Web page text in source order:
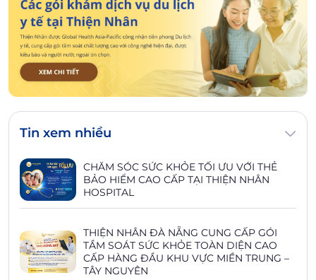
Tin xem nhiều
CHĂM SÓC SỨC KHỎE TỐI ƯU VỚI THẺ
BẢO HIỂM CAO CẤP TẠI THIỆN NHÂN
HOSPITAL
THIỆN NHÂN ĐÀ NẴNG CUNG CẤP GÓI
TẦM SOÁT SỨC KHỎE TOÀN DIỆN CAO
CẤP HÀNG ĐẦU KHU VỰC MIỀN TRUNG –
TÂY NGUYÊN